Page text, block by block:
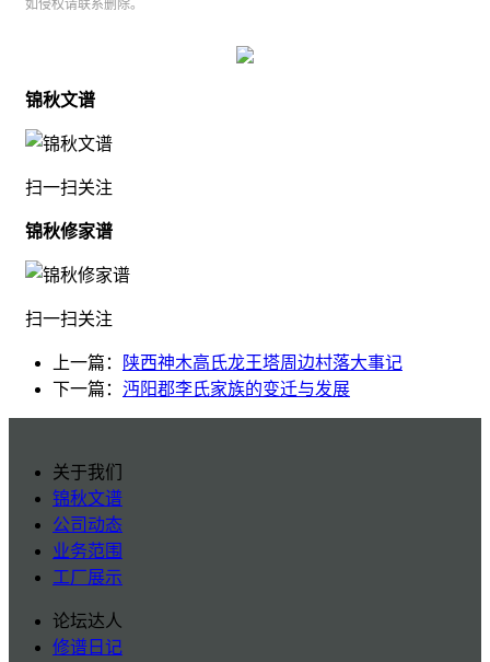
如侵权请联系删除。
锦秋文谱
扫一扫关注
锦秋修家谱
扫一扫关注
上一篇：
陕西神木高氏龙王塔周边村落大事记
下一篇： 沔阳郡李氏家族的变迁与发展
关于我们
锦秋文谱
公司动态
业务范围
工厂展示
论坛达人
修谱日记